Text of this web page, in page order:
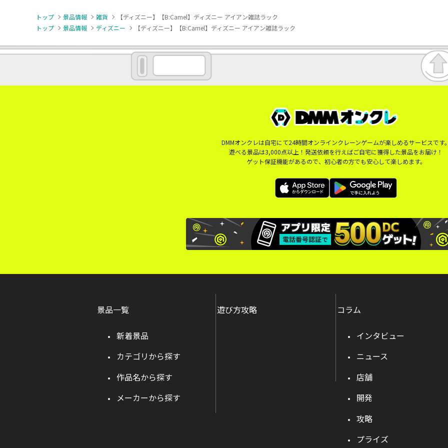
トップ 景品情報 雑貨
【ディズニー】【B:Camel】ディズニー アイアン雑誌ラック
トップ
景品情報 ディズニー 【ディズニー】【B:Camel】ディズニー アイアン雑誌ラック
DMMオンクレは自宅にて24時間オンラインクレーンゲームが楽しめるサービスです
遊べる景品は3,000点以上！発送依頼を行えばご自宅に獲得した景品をお届け！
ゲット保証機能があるので、初心者の方でも安心して楽しめます。
景品一覧
新着景品
カテゴリから探す
作品名から探す
メーカーから探す
遊び方攻略 コラム
インタビュー
ニュース
店舗
開発
攻略
プライズ